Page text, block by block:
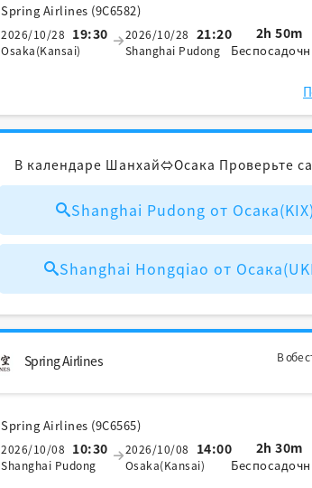
Spring Airlines (9C6582)
2026/10/28 19:30
Osaka(Kansai)
2026/10/28 21:20
Shanghai Pudong
2h 50m
В календаре Шанхай⇔Осака Проверьте
Shanghai Pudong от
Shanghai Hongqiao от
Spring Airlines
В обе
Spring Airlines (9C6565)
2026/10/08 10:30
Shanghai Pudong
2026/10/08 14:00
Osaka(Kansai)
2h 30m